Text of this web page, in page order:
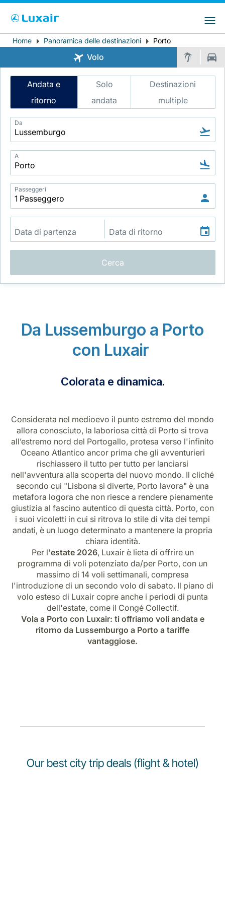
LuxairTours
Opportunità di lavoro con Luxair
Paese di residenza Preferred language
Italiano
Breadcrumb
Home Panoramica delle destinazioni Porto
Volo
Intelligent
Search
Andata e
ritorno
Solo
andata
Destinazioni
multiple
Da
A
Passeggeri
Cerca
Da Lussemburgo a Porto
con Luxair
Colorata e dinamica.
Considerata nel medioevo il punto estremo del mondo
allora conosciuto, la laboriosa città di Porto si trova
all’estremo nord del Portogallo, protesa verso l'infinito
Oceano Atlantico ancor prima che gli avventurieri
rischiassero il tutto per tutto per lanciarsi
nell'avventura alla scoperta del nuovo mondo. Il cliché
secondo cui "Lisbona si diverte, Porto lavora" è una
metafora logora che non riesce a rendere pienamente
giustizia al fascino autentico di questa città. Porto, con
i suoi vicoletti in cui si ritrova lo stile di vita dei tempi
andati, è un luogo determinato a mantenere la propria
chiara identità.
Per l'estate 2026, Luxair è lieta di offrire un
programma di voli potenziato da/per Porto, con un
massimo di 14 voli settimanali, compresa
l'introduzione di un secondo volo di sabato. Il piano di
volo esteso di Luxair copre anche i periodi di punta
dell'estate, come il Congé Collectif.
Vola a Porto con Luxair: ti offriamo voli andata e
ritorno da Lussemburgo a Porto a tariffe
vantaggiose.
Our best city trip deals (flight & hotel)